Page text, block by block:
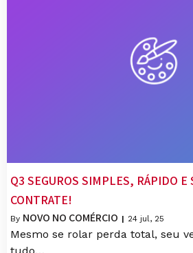
Q3 SEGUROS SIMPLES, RÁPIDO E
CONTRATE!
By NOVO NO COMÉRCIO | 24 jul, 25
Mesmo se rolar perda total, seu